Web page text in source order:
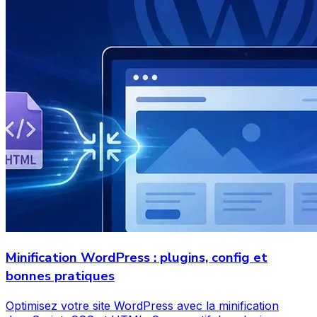
Minification WordPress : plugins, config et
bonnes pratiques
Optimisez votre site WordPress avec la minification